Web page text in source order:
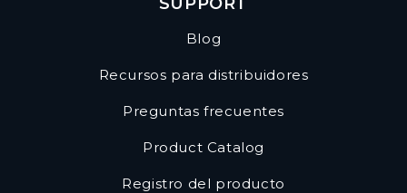
Blog
Recursos para distribuidores
Preguntas frecuentes
Product Catalog
Registro del producto